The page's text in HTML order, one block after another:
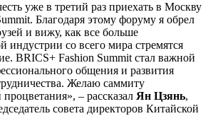
уже в третий раз приехать в Москву
Благодаря этому форуму я обрел
и вижу, как все больше
индустрии со всего мира стремятся
BRICS+ Fashion Summit стал важной
общения и развития
Желаю саммиту
– рассказал Ян Цзянь,
совета директоров Китайской